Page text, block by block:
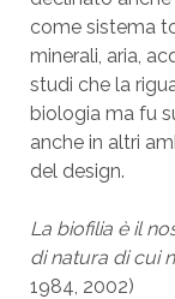
come sistema
minerali, aria,
studi che la
biologia ma fu
anche in altri
del design.
La biofilia è il
di natura di cui
1984, 2002)